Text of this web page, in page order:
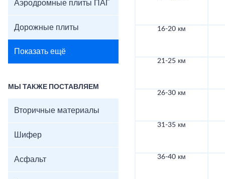
Аэродромные плиты ПАГ
Дорожные плиты
Показать ещё
МЫ ТАКЖЕ ПОСТАВЛЯЕМ
Вторичные материалы
Шифер
Асфальт
16-20 км
21-25 км
26-30 км
31-35 км
36-40 км